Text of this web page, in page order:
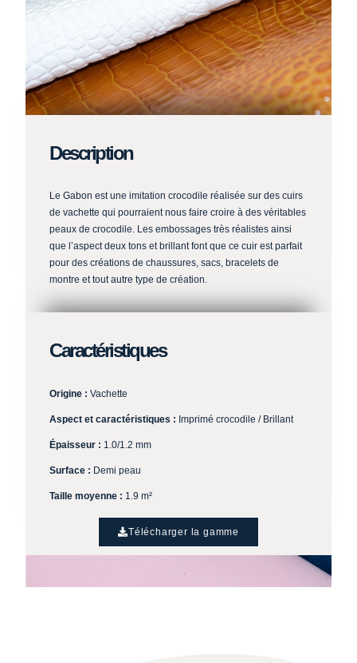
Description
Le Gabon est une imitation crocodile réalisée sur des cuirs
de vachette qui pourraient nous faire croire à des véritables
peaux de crocodile. Les embossages très réalistes ainsi
que l’aspect deux tons et brillant font que ce cuir est parfait
pour des créations de chaussures, sacs, bracelets de
montre et tout autre type de création.
Caractéristiques
Origine :Vachette
Aspect et caractéristiques : Imprimé crocodile / Brillant
Épaisseur : 1.0/1.2 mm
Surface : Demi peau
Taille moyenne : 1.9 m²
Télécharger la gamme